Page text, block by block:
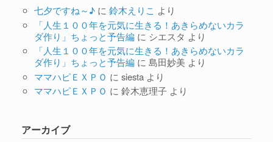
七夕ですね～♪に 鈴木えりこ より
「人生１００年を元気に生きる！あきらめないカラ
ダ作り」ちょっと予告編に シエスタ より
「人生１００年を元気に生きる！あきらめないカラ
ダ作り」ちょっと予告編に 島田妙美 より
ママハピＥＸＰＯ に siestaより
ママハピＥＸＰＯ に 鈴木恵理子より
アーカイブ